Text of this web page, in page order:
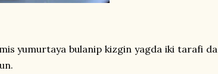
yumurtaya bulanip kizgin yagda iki tarafi da